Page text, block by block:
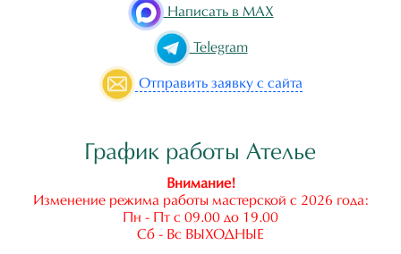
Написать в MAX
Telegram
Отправить заявку с сайта
График работы Ателье
Внимание!
Изменение режима работы мастерской с 2026 года:
Пн - Пт с 09.00 до 19.00
Сб - Вс ВЫХОДНЫЕ